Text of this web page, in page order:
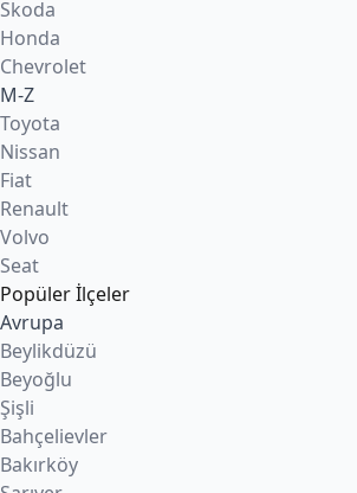
Skoda
Honda
Chevrolet
M-Z
Toyota
Nissan
Fiat
Renault
Volvo
Seat
Popüler İlçeler
Avrupa
Beylikdüzü
Beyoğlu
Şişli
Bahçelievler
Bakırköy